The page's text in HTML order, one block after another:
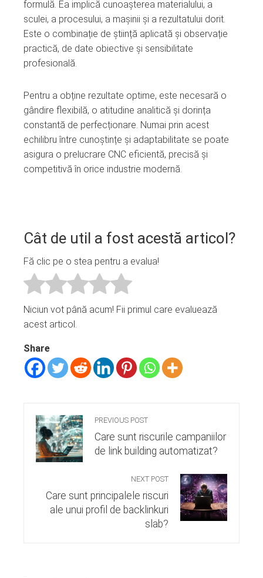
formulă. Ea implică cunoașterea materialului, a
sculei, a procesului, a mașinii și a rezultatului dorit.
Este o combinație de știință aplicată și observație
practică, de date obiective și sensibilitate
profesională.
Pentru a obține rezultate optime, este necesară o
gândire flexibilă, o atitudine analitică și dorința
constantă de perfecționare. Numai prin acest
echilibru între cunoștințe și adaptabilitate se poate
asigura o prelucrare CNC eficientă, precisă și
competitivă în orice industrie modernă.
Cât de util a fost acestă articol?
Fă clic pe o stea pentru a evalua!
Niciun vot până acum! Fii primul care evaluează
acest articol.
Share
PREVIOUS POST
Care sunt riscurile campaniilor
de link building automatizat?
NEXT POST
Care sunt principalele riscuri
ale unui profil de backlinkuri
slab?